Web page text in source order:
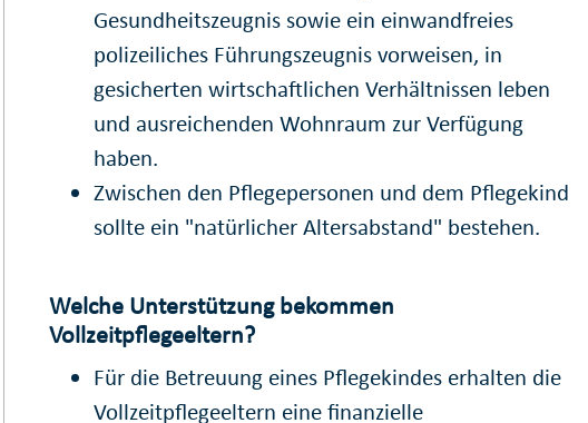
Gesundheitszeugnis sowie ein einwandfreies
polizeiliches Führungszeugnis vorweisen, in
gesicherten wirtschaftlichen Verhältnissen leben
und ausreichenden Wohnraum zur Verfügung
haben.
Zwischen den Pflegepersonen und dem Pflegekind
sollte ein "natürlicher Altersabstand" bestehen.
Welche Unterstützung bekommen
Vollzeitpflegeeltern?
Für die Betreuung eines Pflegekindes erhalten die
Vollzeitpflegeeltern eine finanzielle